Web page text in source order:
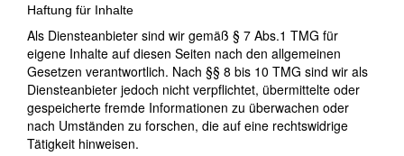
Haftung für Inhalte
Als Diensteanbieter sind wir gemäß § 7 Abs.1 TMG für
eigene Inhalte auf diesen Seiten nach den allgemeinen
Gesetzen verantwortlich. Nach §§ 8 bis 10 TMG sind wir als
Diensteanbieter jedoch nicht verpflichtet, übermittelte oder
gespeicherte fremde Informationen zu überwachen oder
nach Umständen zu forschen, die auf eine rechtswidrige
Tätigkeit hinweisen.